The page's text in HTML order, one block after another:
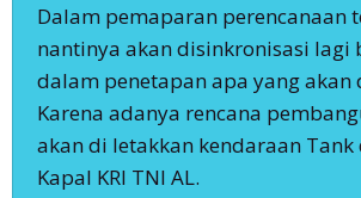
Dalam pemaparan perencanaan
nantinya akan disinkronisasi lagi
dalam penetapan apa yang akan
Karena adanya rencana
akan di letakkan kendaraan Tank
Kapal KRI TNI AL.